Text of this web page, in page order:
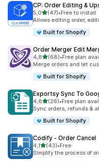
CP: Order Editing &
5,0z 5 hvězd
(47)
Celkový počet recenzí: 47
•Free to install
Allows editing order,
Built for Shopify
Order Merger Edit
4,8z 5 hvězd
(68)
Celkový počet recenzí:
•Free plan
Merge orders and let
Built for Shopify
Exportsy Sync To
4,8z 5 hvězd
(26)
Celkový počet recenzí: 26
•Free plan
Sync orders, refunds &
Built for Shopify
Codify ‑ Order Cancel
4,1z 5 hvězd
(43)
Celkový počet recenzí: 43
•Free
Simplify the process of